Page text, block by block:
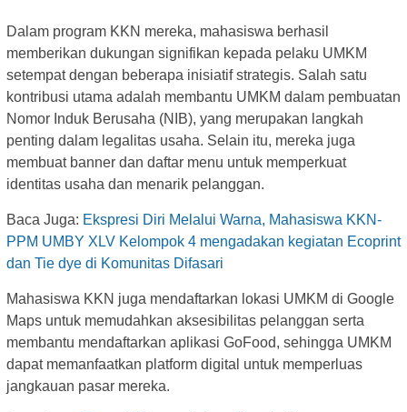
Dalam program KKN mereka, mahasiswa berhasil
memberikan dukungan signifikan kepada pelaku UMKM
setempat dengan beberapa inisiatif strategis. Salah satu
kontribusi utama adalah membantu UMKM dalam pembuatan
Nomor Induk Berusaha (NIB), yang merupakan langkah
penting dalam legalitas usaha. Selain itu, mereka juga
membuat banner dan daftar menu untuk memperkuat
identitas usaha dan menarik pelanggan.
Baca Juga: Ekspresi Diri Melalui Warna, Mahasiswa KKN-
PPM UMBY XLV Kelompok 4 mengadakan kegiatan Ecoprint
dan Tie dye di Komunitas Difasari
Mahasiswa KKN juga mendaftarkan lokasi UMKM di Google
Maps untuk memudahkan aksesibilitas pelanggan serta
membantu mendaftarkan aplikasi GoFood, sehingga UMKM
dapat memanfaatkan platform digital untuk memperluas
jangkauan pasar mereka.